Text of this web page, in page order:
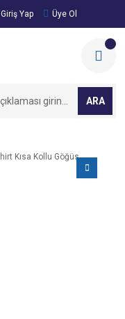
Giriş Yap Üye Ol
ARA